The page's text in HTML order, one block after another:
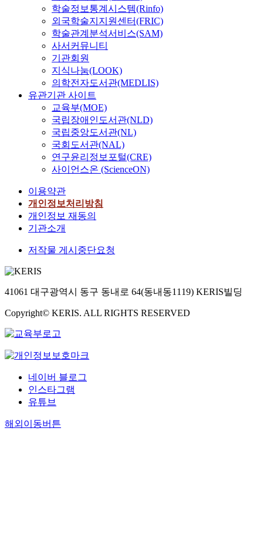
학술정보통계시스템(Rinfo)
외국학술지지원센터(FRIC)
학술관계분석서비스(SAM)
사서커뮤니티
기관회원
지식나눔(LOOK)
의학전자도서관(MEDLIS)
유관기관 사이트
교육부(MOE)
국립장애인도서관(NLD)
국립중앙도서관(NL)
국회도서관(NAL)
연구윤리정보포털(CRE)
사이언스온 (ScienceON)
이용약관
개인정보처리방침
개인정보 재동의
기관소개
저작물 게시중단요청
41061 대구광역시 동구 동내로 64(동내동1119) KERIS빌딩
Copyright© KERIS. ALL RIGHTS RESERVED
네이버 블로그
인스타그램
유튜브
해외이동버튼